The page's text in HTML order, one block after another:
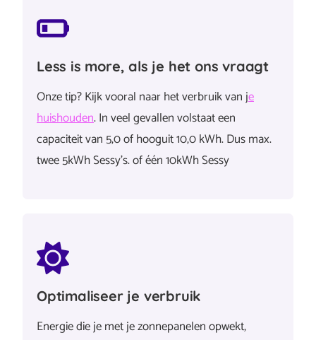
Less is more, als je het ons vraagt
Onze tip? Kijk vooral naar het verbruik van je
huishouden. In veel gevallen volstaat een
capaciteit van 5,0 of hooguit 10,0 kWh. Dus max.
twee 5kWh Sessy’s. of één 10kWh Sessy
Optimaliseer je verbruik
Energie die je met je zonnepanelen opwekt,